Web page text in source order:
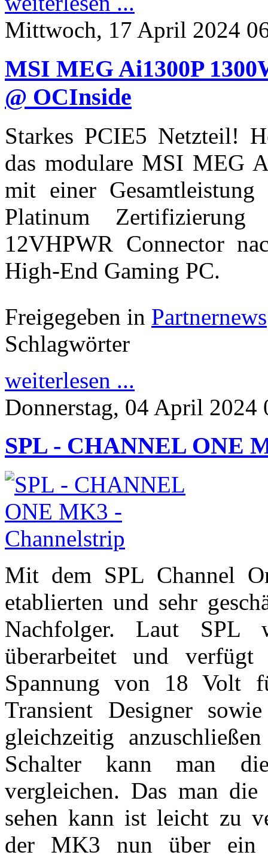
Mittwoch, 17 April 2024
MSI MEG Ai1300P
@ OCInside
Starkes PCIE5 Netzteil!
das modulare MSI MEG
mit einer
Platinum
12VHPWR Connector
High-End Gaming PC.
Freigegeben in Partnernews
Schlagwörter
weiterlesen ...
Donnerstag, 04 April 2024
SPL - CHANNEL ONE
Mit dem SPL Channel
etablierten und sehr
Nachfolger. Laut SPL
überarbeitet und
Spannung von 18 Volt
Transient Designer
gleichzeitig
Schalter kann man
vergleichen. Das man
sehen kann ist leicht zu
der MK3 nun über ein